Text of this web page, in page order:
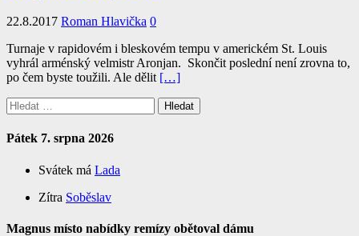
22.8.2017 Roman Hlavička 0
Turnaje v rapidovém i bleskovém tempu v americkém St. Louis
vyhrál arménský velmistr Aronjan. Skončit poslední není zrovna to,
po čem byste toužili. Ale dělit […]
Vyhledávání
Pátek 7. srpna 2026
Svátek má Lada
Zítra Soběslav
Magnus místo nabídky remízy obětoval dámu